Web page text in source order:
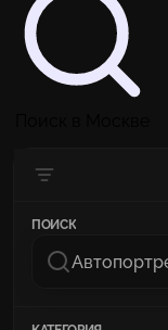
ПОИСК